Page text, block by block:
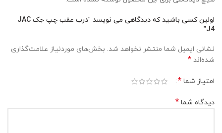
اولین کسی باشید که دیدگاهی می نویسد “درب عقب چپ جک JAC
J4”
نشانی ایمیل شما منتشر نخواهد شد. بخش‌های موردنیاز علامت‌گذاری
شده‌اند *
امتیاز شما *
دیدگاه شما *